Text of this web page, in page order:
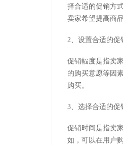
择合适的促销方
卖家希望提高商
2、设置合适的促
促销幅度是指卖
的购买意愿等因
购买。
3、选择合适的促
促销时间是指卖
如，可以在用户